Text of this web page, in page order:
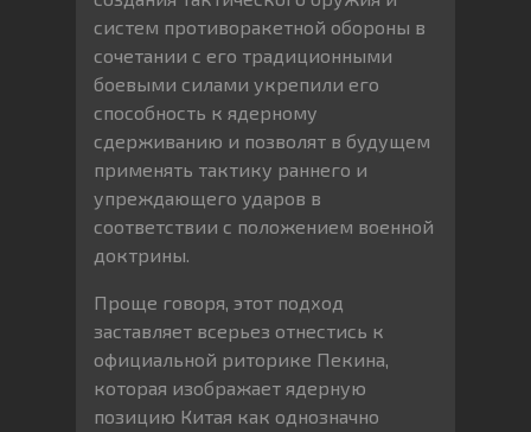
систем противоракетной обороны в
сочетании с его традиционными
боевыми силами укрепили его
способность к ядерному
сдерживанию и позволят в будущем
применять тактику раннего и
упреждающего ударов в
соответствии с положением военной
доктрины.
Проще говоря, этот подход
заставляет всерьез отнестись к
официальной риторике Пекина,
которая изображает ядерную
позицию Китая как однозначно